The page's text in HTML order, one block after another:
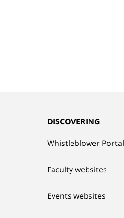
DISCOVERING
Whistleblower Portal
Faculty websites
Events websites